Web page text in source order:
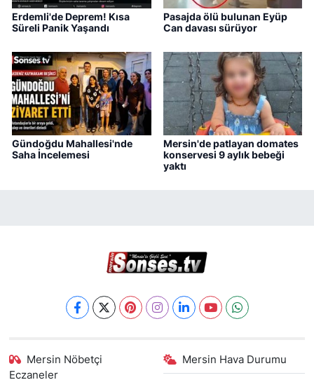
Erdemli'de Deprem! Kısa
Süreli Panik Yaşandı
Pasajda ölü bulunan Eyüp
Can davası sürüyor
Gündoğdu Mahallesi'nde
Saha İncelemesi
Mersin'de patlayan domates
konservesi 9 aylık bebeği
yaktı
Mersin Nöbetçi
Eczaneler
Mersin Hava Durumu